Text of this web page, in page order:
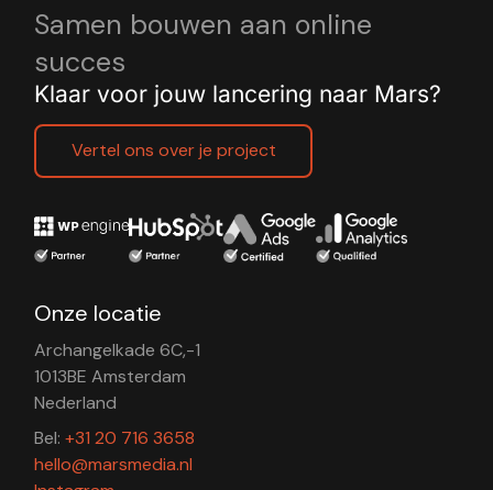
Samen bouwen aan online
succes
Klaar voor jouw lancering naar Mars?
Vertel ons over je project
Onze locatie
Archangelkade 6C,-1
1013BE Amsterdam
Nederland
Bel:+31 20 716 3658
hello@marsmedia.nl